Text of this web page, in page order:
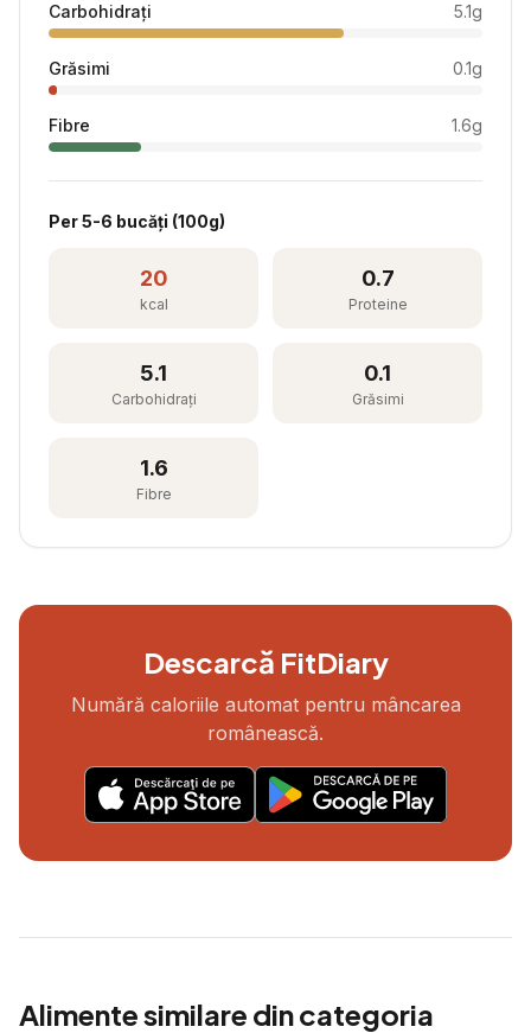
Carbohidrați 5.1g
Grăsimi 0.1g
Fibre 1.6g
Per5-6 bucăți (100g)
20
kcal
0.7
Proteine
5.1
Carbohidrați
0.1
Grăsimi
1.6
Fibre
Descarcă FitDiary
Numără caloriile automat pentru mâncarea
românească.
Alimente similare din categoria